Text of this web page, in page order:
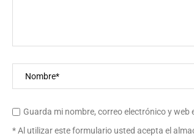
Guarda mi nombre, correo electrónico y
* Al utilizar este formulario usted acepta el